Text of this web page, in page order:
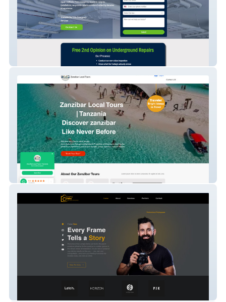
Pipeline Solutions Plumbing (PSP)
Zanzibar Local Tours | Tanzania